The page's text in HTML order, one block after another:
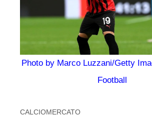
Photo by Marco Luzzani/Getty
Football
CALCIOMERCATO